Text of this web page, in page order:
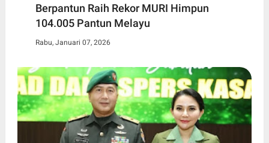
Berpantun Raih Rekor MURI Himpun
104.005 Pantun Melayu
Rabu, Januari 07, 2026